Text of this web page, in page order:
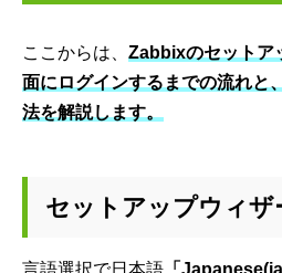
ここからは、 Zabbixのセットア
面にログインするまでの流れと
法を解説します。
セットアップウィザ
言語選択で日本語 「